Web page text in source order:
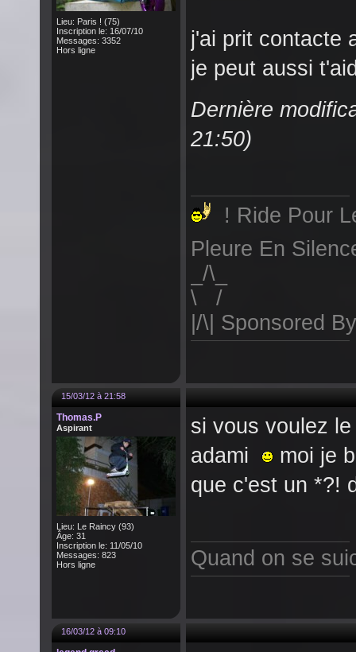
Lieu: Paris ! (75)
Inscription le: 16/07/10
Messages: 3352
Hors ligne
j'ai prit contacte
je peut aussi
Dernière
21:50)
! Ride Pour
Pleure En
_/
\
|/\| Sponsored
15/03/12 à 21:58
Thomas.P
Aspirant
Lieu: Le Raincy (93)
Âge: 31
Inscription le: 11/05/10
Messages: 823
Hors ligne
si vous voulez
adami
moi je
que c'est un *?!
Quand on se
16/03/12 à 09:10